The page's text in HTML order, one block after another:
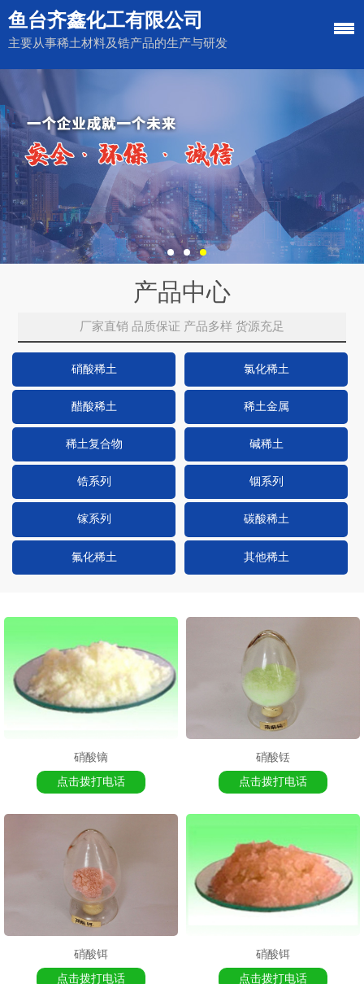
鱼台齐鑫化工有限公司
主要从事稀土材料及锆产品的生产与研发
1 2 2
产品中心
厂家直销 品质保证 产品多样 货源充足
硝酸稀土 氯化稀土
醋酸稀土 稀土金属
稀土复合物 碱稀土
锆系列 铟系列
镓系列 碳酸稀土
氟化稀土 其他稀土
硝酸镝
点击拨打电话
硝酸铥
点击拨打电话
硝酸铒
点击拨打电话
硝酸铒
点击拨打电话